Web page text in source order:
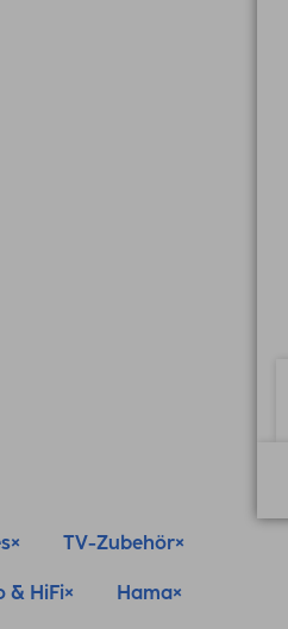
TV-Zubehör
& HiFi Hama